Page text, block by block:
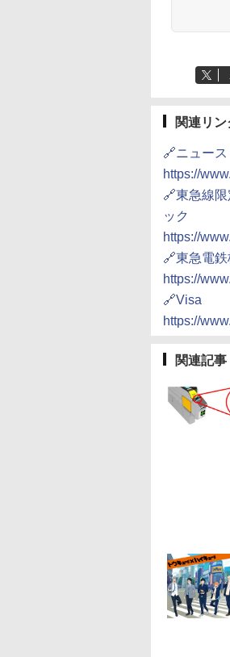
関連リン
🔗ニュー
https://
🔗東急線
ック
https://
🔗東急電
https://
🔗Visa
https://
関連記事